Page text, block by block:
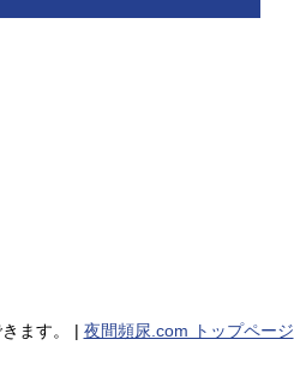
ます。 | 夜間頻尿.com トップページ